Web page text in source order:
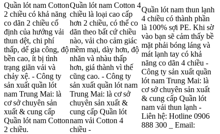
Xu hướng thời trang trẻ và
quần lót nam giá sỉ
Giặt và bảo quản quần lót nam
đúng cách
Quần lót nam Cotton
2 chiều có khả năng
co dãn 2 chiều cố
định của hướng vải
thun dệt, chi phí
thấp, dể gia công, độ
bền cao, ít bị tình
trạng giãn vải và
chảy xệ. - Công ty
sản xuất quần lót
nam Trung Mai: là
cơ sở chuyên sản
xuất & cung cấp
Quần lót nam Cotton
2 chiều.
Quần lót nam Cotton 4
chiều là loại cao cấp
hơn 2 chiều, có thể co
dãn theo bất cứ chiều
nào, vải cho cảm giác
mềm mại, dày hơn, độ
nhăn và nhàu thấp
hơn, giá thành vì thế
cũng cao. - Công ty
sản xuất quần lót nam
Trung Mai: là cơ sở
chuyên sản xuất &
cung cấp Quần lót
nam vải Cotton 4
chiều -
Quần lót nam thun lạnh
4 chiều có thành phần
là 100% sợi PE. Khi sờ
vào bạn sẽ cảm thấy bề
mặt phải bóng láng và
mát lạnh tay có khả
năng co dãn 4 chiều -
Công ty sản xuất quần
lót nam Trung Mai: là
cơ sở chuyên sản xuất
& cung cấp Quần lót
nam vải thun lạnh -
Liên hệ: Hotline 0906
888 300 _ Email: